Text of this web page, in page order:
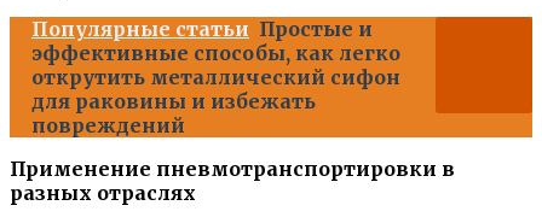
Популярные статьи Простые и
эффективные способы, как легко
открутить металлический сифон
для раковины и избежать
повреждений
Применение пневмотранспортировки в
разных отраслях